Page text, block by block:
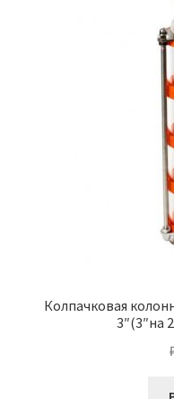
Колпачковая
3″(3″на